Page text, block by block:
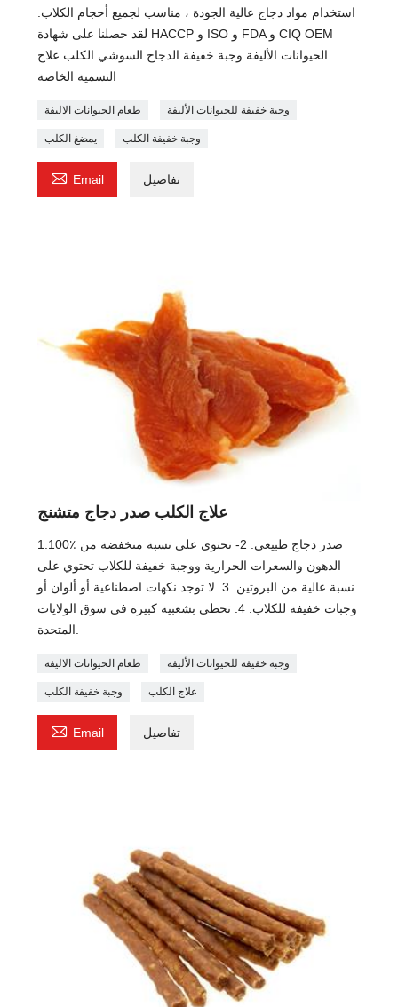
استخدام مواد دجاج عالية الجودة ، مناسب لجميع أحجام الكلاب.
لقد حصلنا على شهادة HACCP و ISO و FDA و CIQ OEM
الحيوانات الأليفة وجبة خفيفة الدجاج السوشي الكلب علاج
التسمية الخاصة
طعام الحيوانات الاليفة وجبة خفيفة للحيوانات الأليفة
يمضغ الكلب وجبة خفيفة الكلب
 Email تفاصيل
علاج الكلب صدر دجاج متشنج
1.100٪ صدر دجاج طبيعي. 2- تحتوي على نسبة منخفضة من
الدهون والسعرات الحرارية ووجبة خفيفة للكلاب تحتوي على
نسبة عالية من البروتين. 3. لا توجد نكهات اصطناعية أو ألوان أو
وجبات خفيفة للكلاب. 4. تحظى بشعبية كبيرة في سوق الولايات
طعام الحيوانات الاليفة وجبة خفيفة للحيوانات الأليفة
وجبة خفيفة الكلب علاج الكلب
 Email تفاصيل